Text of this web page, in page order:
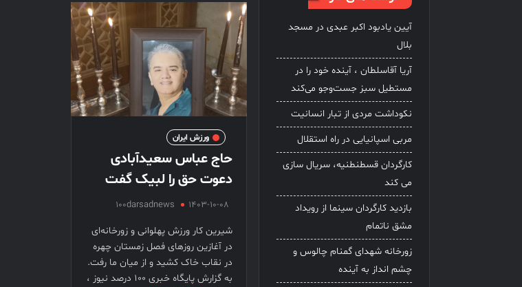
ورزش ایران
حاج عباس سعیدآبادی
دعوت حق را لبیک گفت
100darsadnews 1403-10-08
شیرین کار ورزش پهلوانی و زورخانه‌ای
در آغازین روزهای فصل زمستان چهره
در نقاب خاک کشید و از میان ما رفت.
به گزارش پایگاه خبری ۱۰۰ درصد نیوز ،
آیین یادبود اکبر عبدی در مسجد
بلال
آریا آقاسلطان ، آینده خود را در
مستطیل سبز جست‌وجو می‌کند
نکوداشت مردی از تبار انسانیت
مربی اسپانیایی در راه استقلال
کارگردان قسطنطنیه، سریال سازی
می کند
بازدید کارگردان سینما از رویداد
مشق ناتمام
زورخانه شهدای گمنام چالوس و
چشم انداز به آینده